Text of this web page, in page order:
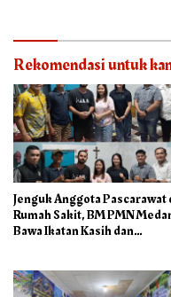
Rekomendasi untuk
Jenguk Anggota Pascarawat
Rumah Sakit, BM PMN
Bawa Ikatan Kasih dan